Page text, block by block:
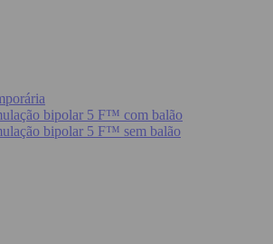
bipolar 5 F™ com balão
bipolar 5 F™ sem balão